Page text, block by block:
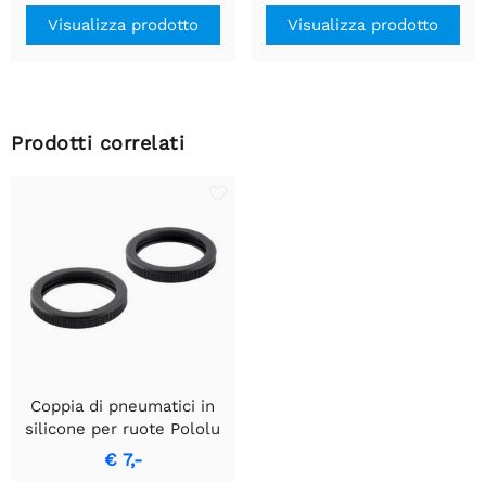
Visualizza prodotto
Visualizza prodotto
Prodotti correlati
Coppia di pneumatici in
silicone per ruote Pololu
da 60×8 mm/70×8 mm
€ 7,-